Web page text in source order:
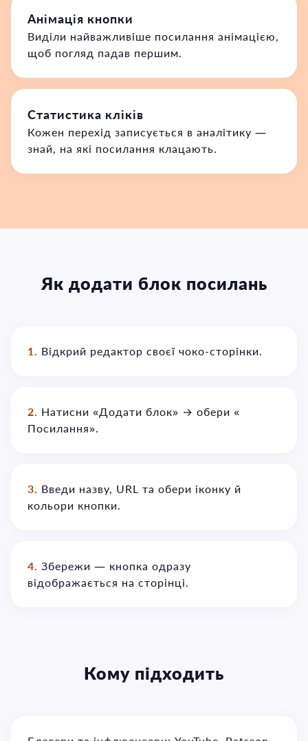
Анімація кнопки
Виділи найважливіше посилання анімацією,
щоб погляд падав першим.
Статистика кліків
Кожен перехід записується в аналітику —
знай, на які посилання клацають.
Як додати блок посилань
1. Відкрий редактор своєї чоко-сторінки.
2. Натисни «Додати блок» → обери «🔗
Посилання».
3. Введи назву, URL та обери іконку й
кольори кнопки.
4. Збережи — кнопка одразу
відображається на сторінці.
Кому підходить